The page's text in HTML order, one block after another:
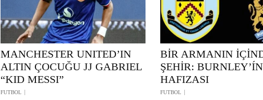
MANCHESTER UNITED’IN
ALTIN ÇOCUĞU JJ GABRIEL
“KID MESSI”
FUTBOL
BİR ARMANIN
ŞEHİR: BURNLEY’ÍN
HAFIZASI
FUTBOL